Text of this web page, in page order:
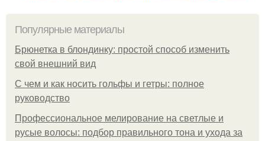
Популярные материалы
Брюнетка в блондинку: простой способ изменить
свой внешний вид
С чем и как носить гольфы и гетры: полное
руководство
Профессиональное мелирование на светлые и
русые волосы: подбор правильного тона и ухода за